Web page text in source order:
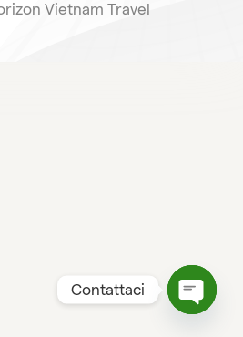
Vietnam Travel
Contattaci